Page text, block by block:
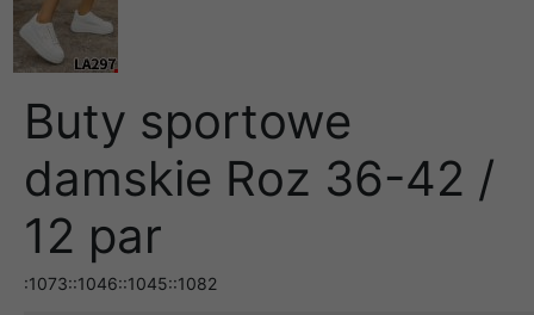
Buty sportowe
damskie Roz 36-42 /
12 par
:1073::1046::1045::1082